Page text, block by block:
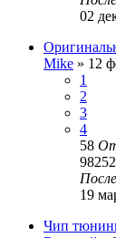
02
Mike » 12
1
2
3
4
58
98252
19
Чип